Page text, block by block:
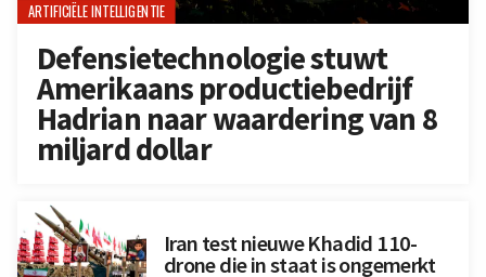
ARTIFICIËLE INTELLIGENTIE
Defensietechnologie stuwt
Amerikaans productiebedrijf
Hadrian naar waardering van 8
miljard dollar
Iran test nieuwe Khadid 110-
drone die in staat is ongemerkt